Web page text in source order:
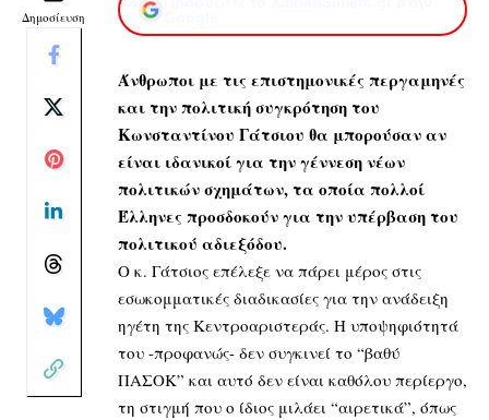
Δημοσίευση
Άνθρωποι με τις επιστημονικές περγαμηνές
και την πολιτική συγκρότηση του
Κωνσταντίνου Γάτσιου θα μπορούσαν αν
είναι ιδανικοί για την γέννεση νέων
πολιτικών σχημάτων, τα οποία πολλοί
Έλληνες προσδοκούν για την υπέρβαση του
πολιτικού αδιεξόδου.
Ο κ. Γάτσιος επέλεξε να πάρει μέρος στις
εσωκομματικές διαδικασίες για την ανάδειξη
ηγέτη της Κεντροαριστεράς. Η υποψηφιότητά
του -προφανώς- δεν συγκινεί το “βαθύ
ΠΑΣΟΚ” και αυτό δεν είναι καθόλου περίεργο,
τη στιγμή που ο ίδιος μιλάει “αιρετικά”, όπως